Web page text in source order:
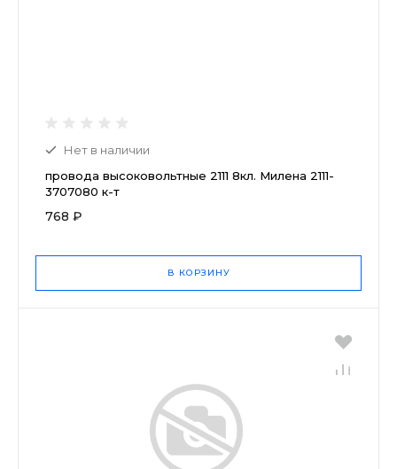
Нет в наличии
провода высоковольтные 2111 8кл. Милена 2111-
3707080 к-т
768 ₽
В КОРЗИНУ